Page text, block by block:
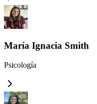
María Ignacia Smith
Psicología